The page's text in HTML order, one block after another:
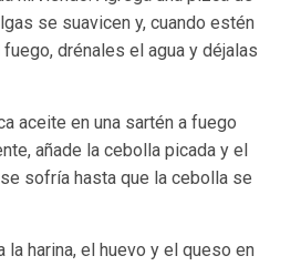
se suavicen y, cuando estén
drénales el agua y déjalas
aceite en una sartén a fuego
añade la cebolla picada y el
sofría hasta que la cebolla se
la harina, el huevo y el queso en